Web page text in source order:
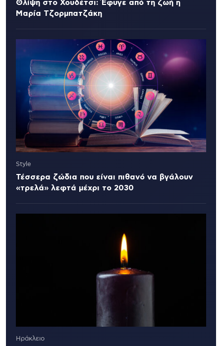
Θλίψη στο Χουδέτσι: Έφυγε από τη ζωή η
Μαρία Τζορμπατζάκη
Style
Τέσσερα ζώδια που είναι πιθανό να βγάλουν
«τρελά» λεφτά μέχρι το 2030
Ηράκλειο